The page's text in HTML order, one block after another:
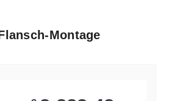
Montage